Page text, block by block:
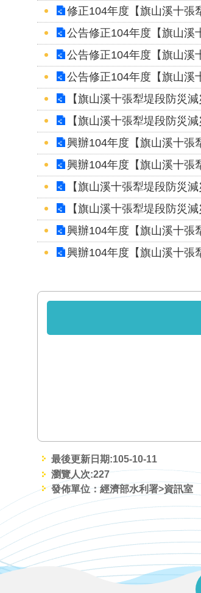
修正104年度【旗山溪十張
公告修正104年度【旗山溪
公告修正104年度【旗山溪
公告修正104年度【旗山溪
【旗山溪十張犁堤段防災
【旗山溪十張犁堤段防災
興辦104年度【旗山溪十張
興辦104年度【旗山溪十張
【旗山溪十張犁堤段防災
【旗山溪十張犁堤段防災
興辦104年度【旗山溪十張
興辦104年度【旗山溪十張
最後更新日期:105-10-11
瀏覽人次:227
發佈單位：經濟部水利署>資訊室